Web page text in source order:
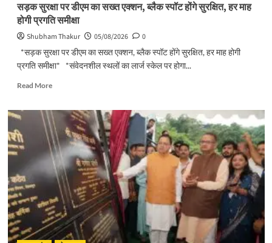
सड़क सुरक्षा पर डीएम का सख्त एक्शन, ब्लैक स्पॉट होंगे सुरक्षित, हर माह
होगी प्रगति समीक्षा
Shubham Thakur 05/08/2026
0
*सड़क सुरक्षा पर डीएम का सख्त एक्शन, ब्लैक स्पॉट होंगे सुरक्षित, हर माह होगी
प्रगति समीक्षा* *संवेदनशील स्थलों का लार्ज स्केल पर होगा...
Read MoreRead
सड़क
सुरक्षा
पर
डीएम
का
सख्त
एक्शन,
ब्लैक
स्पॉट
होंगे
सुरक्षित,